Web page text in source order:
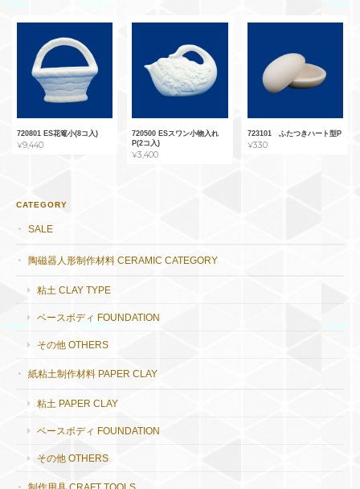
720801 ES花篭小(8コ入)
¥9,440
720500 ESスワン小物入れ
P(2コ入)
¥3,400
723101 ふたつきハート型P
¥330
CATEGORY
SALE
陶磁器人形制作材料 CERAMIC CATEGORY
粘土 CLAY TYPE
ベースボディ FOUNDATION
その他 OTHERS
紙粘土制作材料 PAPER CLAY
粘土 PAPER CLAY
ベースボディ FOUNDATION
その他 OTHERS
制作用具 CRAFT TOOLS